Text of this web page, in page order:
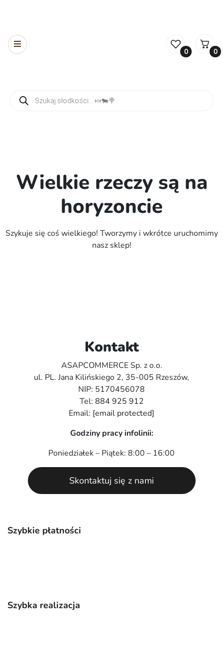
0 0
Wielkie rzeczy są na
horyzoncie
Szykuje się coś wielkiego! Tworzymy i wkrótce uruchomimy
nasz sklep!
Szybkie płatności
Szybka realizacja
Kontakt
ASAPCOMMERCE Sp. z o.o.
ul. PL. Jana Kilińskiego 2, 35-005 Rzeszów,
NIP: 5170456078
Tel: 884 925 912
Email: [email protected]
Godziny pracy infolinii:
Poniedziałek – Piątek: 8:00 – 16:00
Skontaktuj się z nami